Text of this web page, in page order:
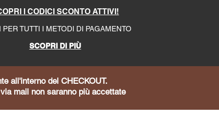
I CODICI SCONTO ATTIVI!
PER TUTTI I METODI DI PAGAMENTO
SCOPRI DI PIÙ
all'interno del CHECKOUT.
mail non saranno più accettate